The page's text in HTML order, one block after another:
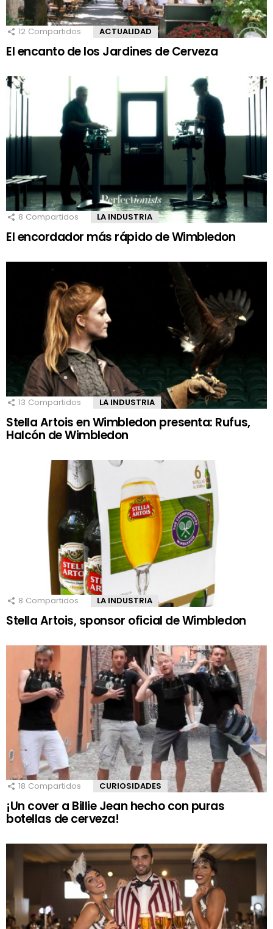
12 Compartidos ACTUALIDAD
El encanto de los Jardines de Cerveza
8 Compartidos LA INDUSTRIA
El encordador más rápido de Wimbledon
13 Compartidos LA INDUSTRIA
Stella Artois en Wimbledon presenta: Rufus,
Halcón de Wimbledon
8 Compartidos LA INDUSTRIA
Stella Artois, sponsor oficial de Wimbledon
18 Compartidos CURIOSIDADES
¡Un cover a Billie Jean hecho con puras
botellas de cerveza!